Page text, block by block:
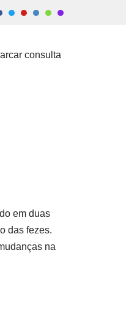
consulta
em duas
das fezes.
na